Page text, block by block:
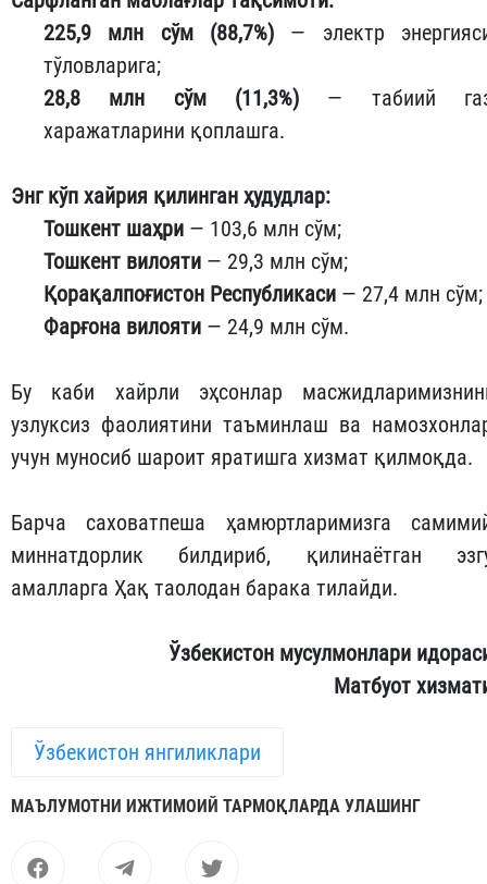
225,9 млн сўм (88,7%) — электр
тўловларига;
28,8 млн сўм (11,3%) — табиий
харажатларини қоплашга.
Энг кўп хайрия қилинган ҳудудлар:
Тошкент шаҳри — 103,6 млн сўм;
Тошкент вилояти — 29,3 млн сўм;
Қорақалпоғистон Республикаси — 27,4 млн сўм;
Фарғона вилояти — 24,9 млн сўм.
Бу каби хайрли эҳсонлар
узлуксиз фаолиятини таъминлаш ва
учун муносиб шароит яратишга хизмат қилмоқда.
Барча саховатпеша ҳамюртларимизга
миннатдорлик билдириб, қилинаётган
амалларга Ҳақ таолодан барака тилайди.
Ўзбекистон мусулмонлари
Матбуот
Ўзбекистон янгиликлари
МАЪЛУМОТНИ ИЖТИМОИЙ ТАРМОҚЛАРДА УЛАШИНГ